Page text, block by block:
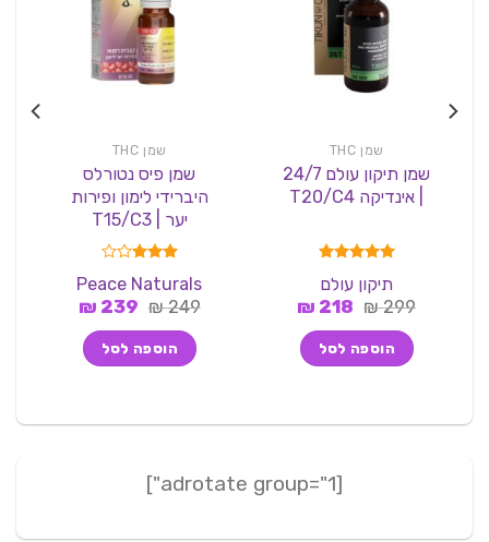
שמן THC
שמן תיקון עולם 24/7
| אינדיקה T20/C4
מתוך 5
תיקון עולם
299
₪ המחיר
היה:
299 ₪.
218
₪המחיר
הוא:
218 ₪.
הוספה לסל
שמן THC
שמן פיס נטורלס
היברידי לימון ופירות
יער | T15/C3
דורג
3.00
מתוך 5
Peace Naturals
249
₪ המחיר
היה:
249 ₪.
239
₪המחיר
הוא:
239 ₪.
הוספה לסל